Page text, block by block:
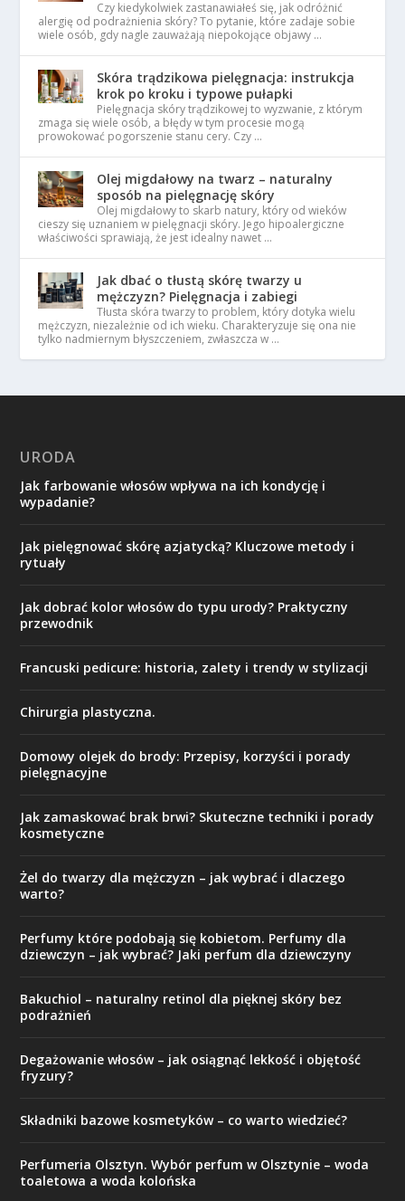
Czy kiedykolwiek zastanawiałeś się, jak odróżnić
alergię od podrażnienia skóry? To pytanie, które zadaje sobie
wiele osób, gdy nagle zauważają niepokojące objawy …
Skóra trądzikowa pielęgnacja: instrukcja
krok po kroku i typowe pułapki
Pielęgnacja skóry trądzikowej to wyzwanie, z którym
zmaga się wiele osób, a błędy w tym procesie mogą
prowokować pogorszenie stanu cery. Czy …
Olej migdałowy na twarz – naturalny
sposób na pielęgnację skóry
Olej migdałowy to skarb natury, który od wieków
cieszy się uznaniem w pielęgnacji skóry. Jego hipoalergiczne
właściwości sprawiają, że jest idealny nawet …
Jak dbać o tłustą skórę twarzy u
mężczyzn? Pielęgnacja i zabiegi
Tłusta skóra twarzy to problem, który dotyka wielu
mężczyzn, niezależnie od ich wieku. Charakteryzuje się ona nie
tylko nadmiernym błyszczeniem, zwłaszcza w …
URODA
Jak farbowanie włosów wpływa na ich kondycję i
wypadanie?
Jak pielęgnować skórę azjatycką? Kluczowe metody i
rytuały
Jak dobrać kolor włosów do typu urody? Praktyczny
przewodnik
Francuski pedicure: historia, zalety i trendy w stylizacji
Chirurgia plastyczna.
Domowy olejek do brody: Przepisy, korzyści i porady
pielęgnacyjne
Jak zamaskować brak brwi? Skuteczne techniki i porady
kosmetyczne
Żel do twarzy dla mężczyzn – jak wybrać i dlaczego
warto?
Perfumy które podobają się kobietom. Perfumy dla
dziewczyn – jak wybrać? Jaki perfum dla dziewczyny
Bakuchiol – naturalny retinol dla pięknej skóry bez
podrażnień
Degażowanie włosów – jak osiągnąć lekkość i objętość
fryzury?
Składniki bazowe kosmetyków – co warto wiedzieć?
Perfumeria Olsztyn. Wybór perfum w Olsztynie – woda
toaletowa a woda kolońska